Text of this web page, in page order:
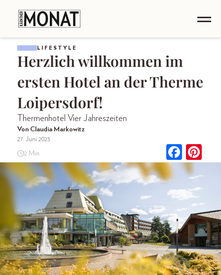
LIFESTYLE
Herzlich willkommen im
ersten Hotel an der Therme
Loipersdorf!
Thermenhotel Vier Jahreszeiten
Von Claudia Markowitz
27. Juni 2023
2 Min.